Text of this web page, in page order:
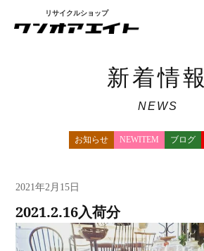
リサイクルショップ
新着情報
NEWS
お知らせ NEWITEM ブログ
2021年2月15日
2021.2.16入荷分